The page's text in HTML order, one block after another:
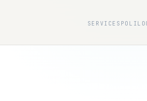
SERVICES